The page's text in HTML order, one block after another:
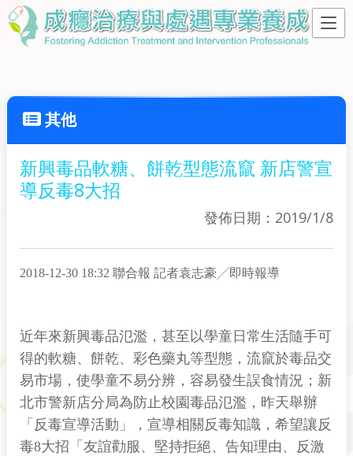
其他
新興毒品軟糖、餅乾型態流竄 新店警宣
導反毒8大招
發佈日期：2019/1/8
2018-12-30 18:32 聯合報 記者袁志豪╱即時報導
近年來新興毒品氾濫，甚至以學童日常生活隨手可
得的軟糖、餅乾、彩色藥丸等型態，流竄於毒品交
易市場，使學童不易分辨，容易發生誤食情況；新
北市警新店分局為防止校園毒品氾濫，昨天舉辦
「反毒宣導活動」，宣導相關反毒知識，希望讓反
毒8大招「友誼勸服、堅持拒絕、告知理由、反激